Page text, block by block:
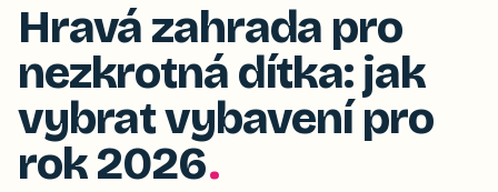
Hravá zahrada pro
nezkrotná dítka: jak
vybrat vybavení pro
rok 2026.